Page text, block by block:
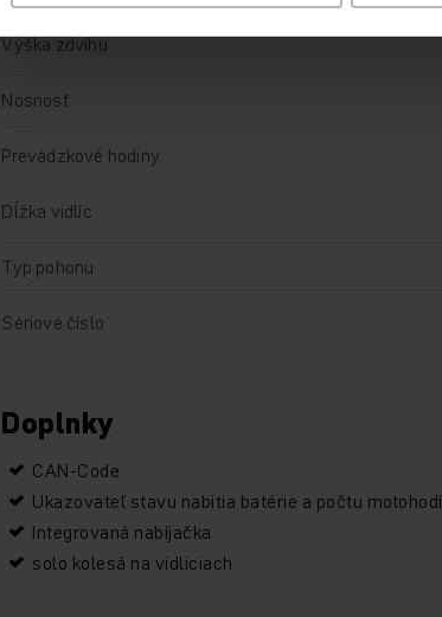
Výška zdvihu
Nosnosť
Prevádzkové hodiny
Dĺžka vidlíc
Typ pohonu
Sériové číslo
Doplnky
CAN-Code
Ukazovateľ stavu nabitia batérie a počtu
Integrovaná nabíjačka
solo kolesá na vidliciach